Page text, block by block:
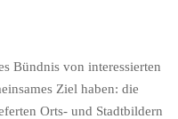
Bündnis von interessierten
Ziel haben: die
Orts- und Stadtbildern